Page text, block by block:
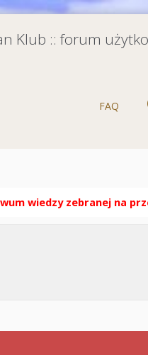
Klub :: forum
FAQ
wiedzy zebranej na